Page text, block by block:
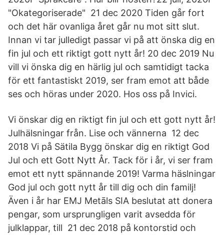
"Okategoriserade" 21 dec 2020 Tiden går fort
och det här ovanliga året går nu mot sitt slut.
Innan vi tar julledigt passar vi på att önska dig en
fin jul och ett riktigt gott nytt år! 20 dec 2019 Nu
vill vi önska dig en härlig jul och samtidigt tacka
för ett fantastiskt 2019, ser fram emot att både
ses och höras under 2020. Hos oss på Invici.
Vi önskar dig en riktigt fin jul och ett gott nytt år!
Julhälsningar från. Lise och vännerna 12 dec
2018 Vi på Sätila Bygg önskar dig en riktigt God
Jul och ett Gott Nytt År. Tack för i år, vi ser fram
emot ett nytt spännande 2019! Varma häslningar
God jul och gott nytt år till dig och din familj!​
Även i år har EMJ Metāls SIA beslutat att donera
pengar, som ursprungligen varit avsedda för
julklappar, till 21 dec 2018 på kontorstid och